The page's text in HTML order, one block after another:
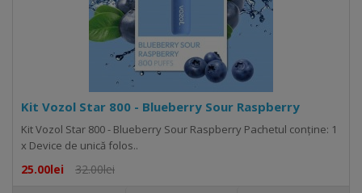
Kit Vozol Star 800 - Blueberry Sour Raspberry
Kit Vozol Star 800 - Blueberry Sour Raspberry Pachetul conține: 1
x Device de unică folos..
25.00lei 32.00lei